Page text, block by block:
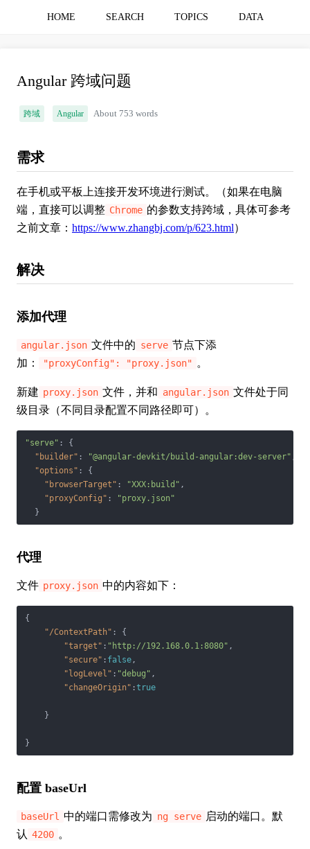
HOME SEARCH TOPICS DATA
Angular 跨域问题
跨域 Angular About 753 words
需求
在手机或平板上连接开发环境进行测试。（如果在电脑
端，直接可以调整 Chrome 的参数支持跨域，具体可参考
之前文章： https://www.zhangbj.com/p/623.html）
解决
添加代理
angular.json 文件中的 serve 节点下添
加：
"proxyConfig": "proxy.json" 。
新建 proxy.json 文件，并和 angular.json 文件处于同
级目录（不同目录配置不同路径即可）。
"serve" : {
"builder" : "@angular-devkit/build-angular:dev-server" ,
"options" : {
"browserTarget" : "XXX:build" ,
"proxyConfig" :
"proxy.json"
  }
代理
文件 proxy.json 中的内容如下：
{
"/ContextPath" : {
"target" : "http://192.168.0.1:8080" ,
"secure" : false,
"logLevel" : "debug" ,
"changeOrigin" :true
    }
}
配置 baseUrl
baseUrl 中的端口需修改为 ng serve 启动的端口。默
认 4200 。